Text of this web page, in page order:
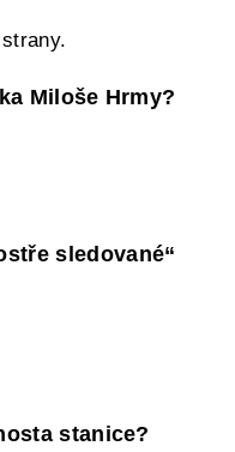
Miloše Hrmy?
sledované“
stanice?